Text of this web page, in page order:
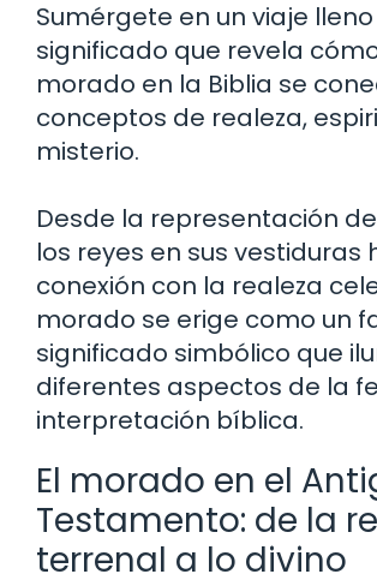
Sumérgete en un viaje
significado que revela
morado en la Biblia se
conceptos de realeza,
misterio.
Desde la representación
los reyes en sus vestiduras
conexión con la realeza
morado se erige como un
significado simbólico que
diferentes aspectos de la
interpretación bíblica.
El morado en el
Testamento: de la
terrenal a lo divino